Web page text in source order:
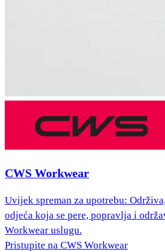
CWS Workwear
Uvijek spreman za upotrebu:
odjeća koja se pere, popravlja i
Workwear uslugu.
Pristupite na CWS Workwear